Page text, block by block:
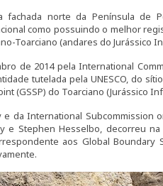
norte da Península de
como possuindo o melhor
Toarciano (andares do Jurássico
de 2014 pela International
tutelada pela UNESCO, do
(GSSP) do Toarciano (Jurássico
da International Subcommission
e Stephen Hesselbo, decorreu
aos Global Boundary